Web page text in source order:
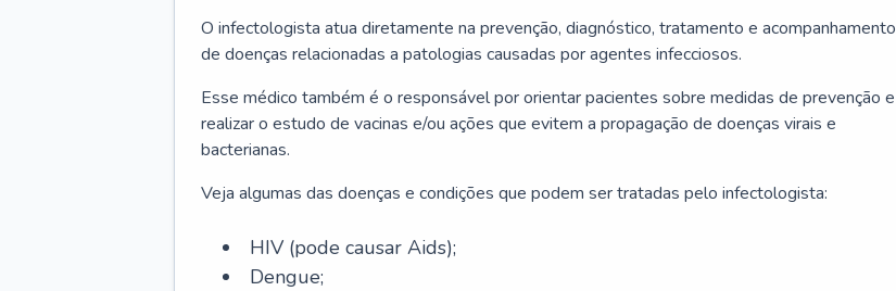
O infectologista atua diretamente na prevenção, diagnóstico, tratamento e acompanhamento
de doenças relacionadas a patologias causadas por agentes infecciosos.
Esse médico também é o responsável por orientar pacientes sobre medidas de prevenção e
realizar o estudo de vacinas e/ou ações que evitem a propagação de doenças virais e
bacterianas.
Veja algumas das doenças e condições que podem ser tratadas pelo infectologista:
HIV (pode causar Aids);
Dengue;